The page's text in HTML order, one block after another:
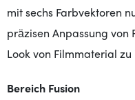
mit sechs Farbvektoren
präzisen Anpassung von
Look von Filmmaterial
Bereich Fusion